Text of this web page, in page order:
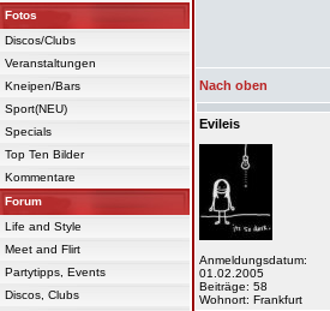
Fotos
Discos/Clubs
Veranstaltungen
Kneipen/Bars
Sport(NEU)
Specials
Top Ten Bilder
Kommentare
Forum
Life and Style
Meet and Flirt
Partytipps, Events
Discos, Clubs
Nach oben
Evileis
Anmeldungsdatum:
01.02.2005
Beiträge: 58
Wohnort: Frankfurt